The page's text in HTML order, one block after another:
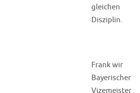
gleichen
Disziplin.
Frank wir
Bayerischer
Vizemeister